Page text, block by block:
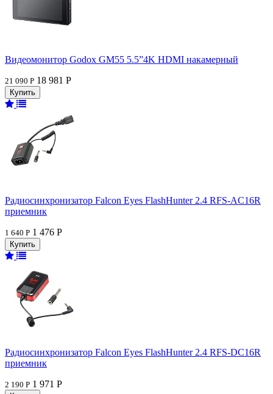
Видеомонитор Godox GM55 5.5”4K HDMI накамерный
21 090 Р 18 981 Р
Радиосинхронизатор Falcon Eyes FlashHunter 2.4 RFS-AC16R
приемник
1 640 Р 1 476 Р
Радиосинхронизатор Falcon Eyes FlashHunter 2.4 RFS-DC16R
приемник
2 190 Р 1 971 Р